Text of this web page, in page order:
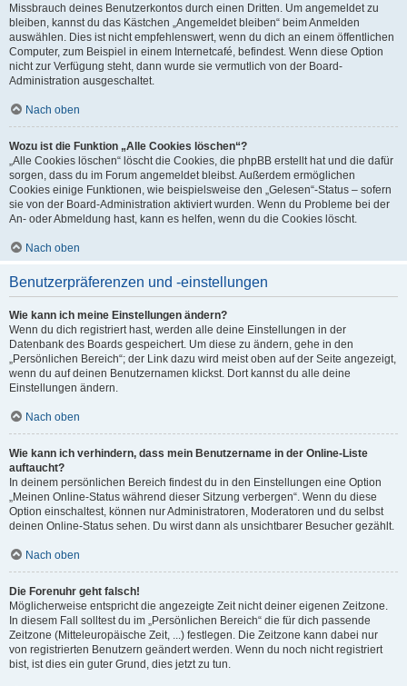
Missbrauch deines Benutzerkontos durch einen Dritten. Um angemeldet zu
bleiben, kannst du das Kästchen „Angemeldet bleiben“ beim Anmelden
auswählen. Dies ist nicht empfehlenswert, wenn du dich an einem öffentlichen
Computer, zum Beispiel in einem Internetcafé, befindest. Wenn diese Option
nicht zur Verfügung steht, dann wurde sie vermutlich von der Board-
Administration ausgeschaltet.
Nach oben
Wozu ist die Funktion „Alle Cookies löschen“?
„Alle Cookies löschen“ löscht die Cookies, die phpBB erstellt hat und die dafür
sorgen, dass du im Forum angemeldet bleibst. Außerdem ermöglichen
Cookies einige Funktionen, wie beispielsweise den „Gelesen“-Status – sofern
sie von der Board-Administration aktiviert wurden. Wenn du Probleme bei der
An- oder Abmeldung hast, kann es helfen, wenn du die Cookies löscht.
Nach oben
Benutzerpräferenzen und -einstellungen
Wie kann ich meine Einstellungen ändern?
Wenn du dich registriert hast, werden alle deine Einstellungen in der
Datenbank des Boards gespeichert. Um diese zu ändern, gehe in den
„Persönlichen Bereich“; der Link dazu wird meist oben auf der Seite angezeigt,
wenn du auf deinen Benutzernamen klickst. Dort kannst du alle deine
Einstellungen ändern.
Nach oben
Wie kann ich verhindern, dass mein Benutzername in der Online-Liste
auftaucht?
In deinem persönlichen Bereich findest du in den Einstellungen eine Option
„Meinen Online-Status während dieser Sitzung verbergen“. Wenn du diese
Option einschaltest, können nur Administratoren, Moderatoren und du selbst
deinen Online-Status sehen. Du wirst dann als unsichtbarer Besucher gezählt.
Nach oben
Die Forenuhr geht falsch!
Möglicherweise entspricht die angezeigte Zeit nicht deiner eigenen Zeitzone.
In diesem Fall solltest du im „Persönlichen Bereich“ die für dich passende
Zeitzone (Mitteleuropäische Zeit, ...) festlegen. Die Zeitzone kann dabei nur
von registrierten Benutzern geändert werden. Wenn du noch nicht registriert
bist, ist dies ein guter Grund, dies jetzt zu tun.